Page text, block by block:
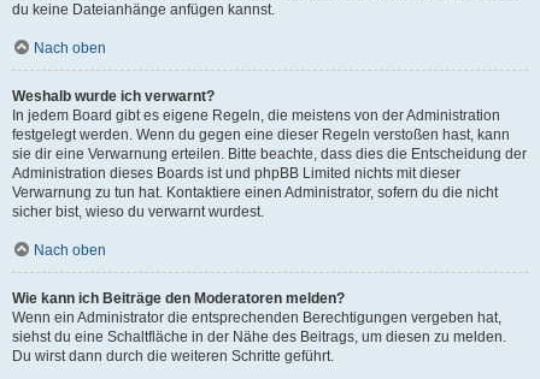
du keine Dateianhänge anfügen kannst.
Nach oben
Weshalb wurde ich verwarnt?
In jedem Board gibt es eigene Regeln, die meistens von der Administration
festgelegt werden. Wenn du gegen eine dieser Regeln verstoßen hast, kann
sie dir eine Verwarnung erteilen. Bitte beachte, dass dies die Entscheidung der
Administration dieses Boards ist und phpBB Limited nichts mit dieser
Verwarnung zu tun hat. Kontaktiere einen Administrator, sofern du die nicht
sicher bist, wieso du verwarnt wurdest.
Nach oben
Wie kann ich Beiträge den Moderatoren melden?
Wenn ein Administrator die entsprechenden Berechtigungen vergeben hat,
siehst du eine Schaltfläche in der Nähe des Beitrags, um diesen zu melden.
Du wirst dann durch die weiteren Schritte geführt.